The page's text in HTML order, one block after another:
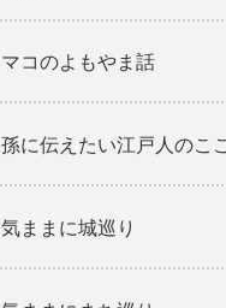
マコのよもやま話
孫に伝えたい江戸人のこ
気ままに城巡り